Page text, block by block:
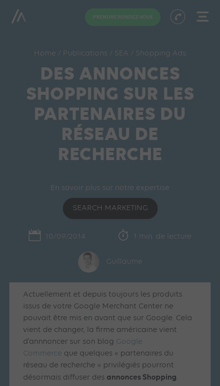
PRENDRE RENDEZ-VOUS
Home / Publications / SEA / Shopping Ads
DES ANNONCES
SHOPPING SUR LES
PARTENAIRES DU
RÉSEAU DE
RECHERCHE
En savoir plus sur notre expertise
SEARCH MARKETING
10/09/2014 1 min. de lecture
Guillaume
Actuellement et depuis toujours les produits
issus de votre Google Merchant Center ne
pouvait être mis en avant que sur Google. Cela
vient de changer, la firme américaine vient
d’annnoncer sur son blog Google
Commerce que quelques « partenaires du
réseau de recherche » privilégiés pourront
désormais diffuser des annonces Shopping.